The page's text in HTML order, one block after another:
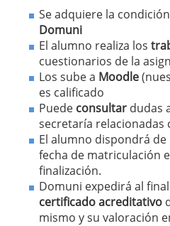
Se adquiere la
Domuni
El alumno realiza los
cuestionarios de la
Los sube a Moodle
es calificado
Puede consultar dudas
secretaría relacionadas
El alumno dispondrá de
fecha de matriculación
finalización.
Domuni expedirá al
certificado acreditativo
mismo y su valoración